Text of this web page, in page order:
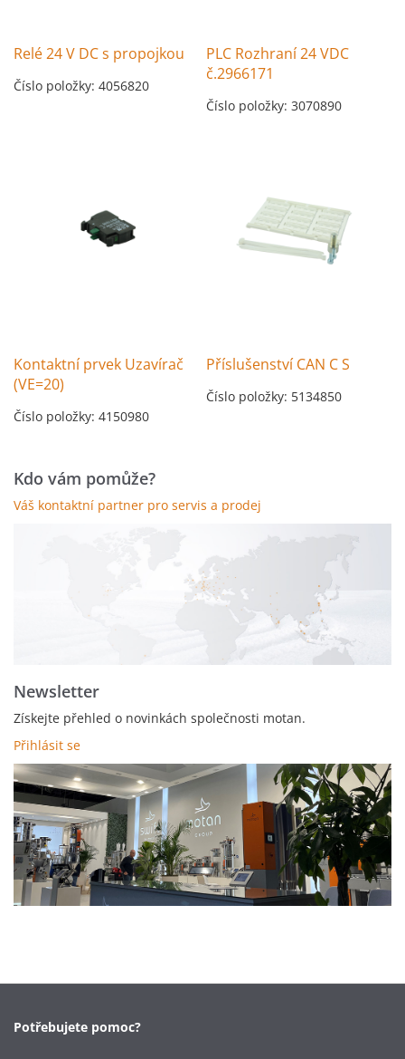
Relé 24 V DC s propojkou
Číslo položky: 4056820
PLC Rozhraní 24 VDC
č.2966171
Číslo položky: 3070890
Kontaktní prvek Uzavírač
(VE=20)
Číslo položky: 4150980
Příslušenství CAN C S
Číslo položky: 5134850
Kdo vám pomůže?
Váš kontaktní partner pro servis a prodej
Newsletter
Získejte přehled o novinkách společnosti motan.
Přihlásit se
Potřebujete pomoc?